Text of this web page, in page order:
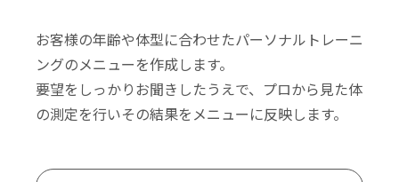
お客様の年齢や体型に合わせたパーソナルトレーニ
ングのメニューを作成します。
要望をしっかりお聞きしたうえで、プロから見た体
の測定を行いその結果をメニューに反映します。